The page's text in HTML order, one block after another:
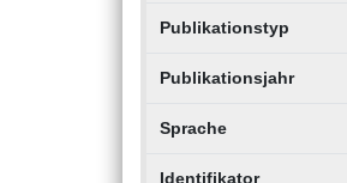
Publikationstyp
Publikationsjahr
Sprache
Identifikator